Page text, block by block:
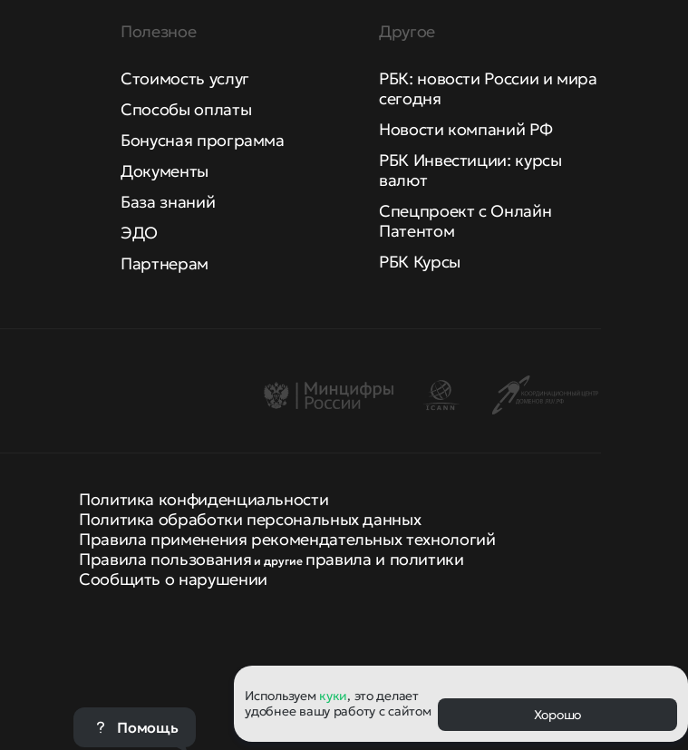
Полезное
Стоимость услуг
Способы оплаты
Бонусная программа
Документы
База знаний
ЭДО
Партнерам
Другое
РБК: новости России и мира
сегодня
Новости компаний РФ
РБК Инвестиции: курсы
валют
Спецпроект с Онлайн
Патентом
РБК Курсы
Политика конфиденциальности
Политика обработки персональных данных
Правила применения рекомендательных технологий
Правила пользования и другие правила и политики
Сообщить о нарушении
Используем куки, это делает
удобнее вашу работу с сайтом
Хорошо
Помощь